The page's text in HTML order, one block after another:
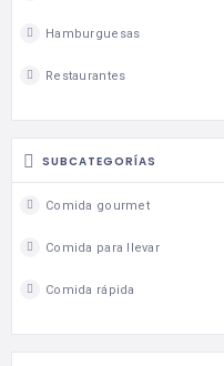
Hamburguesas
Restaurantes
SUBCATEGORÍAS
Comida gourmet
Comida para llevar
Comida rápida